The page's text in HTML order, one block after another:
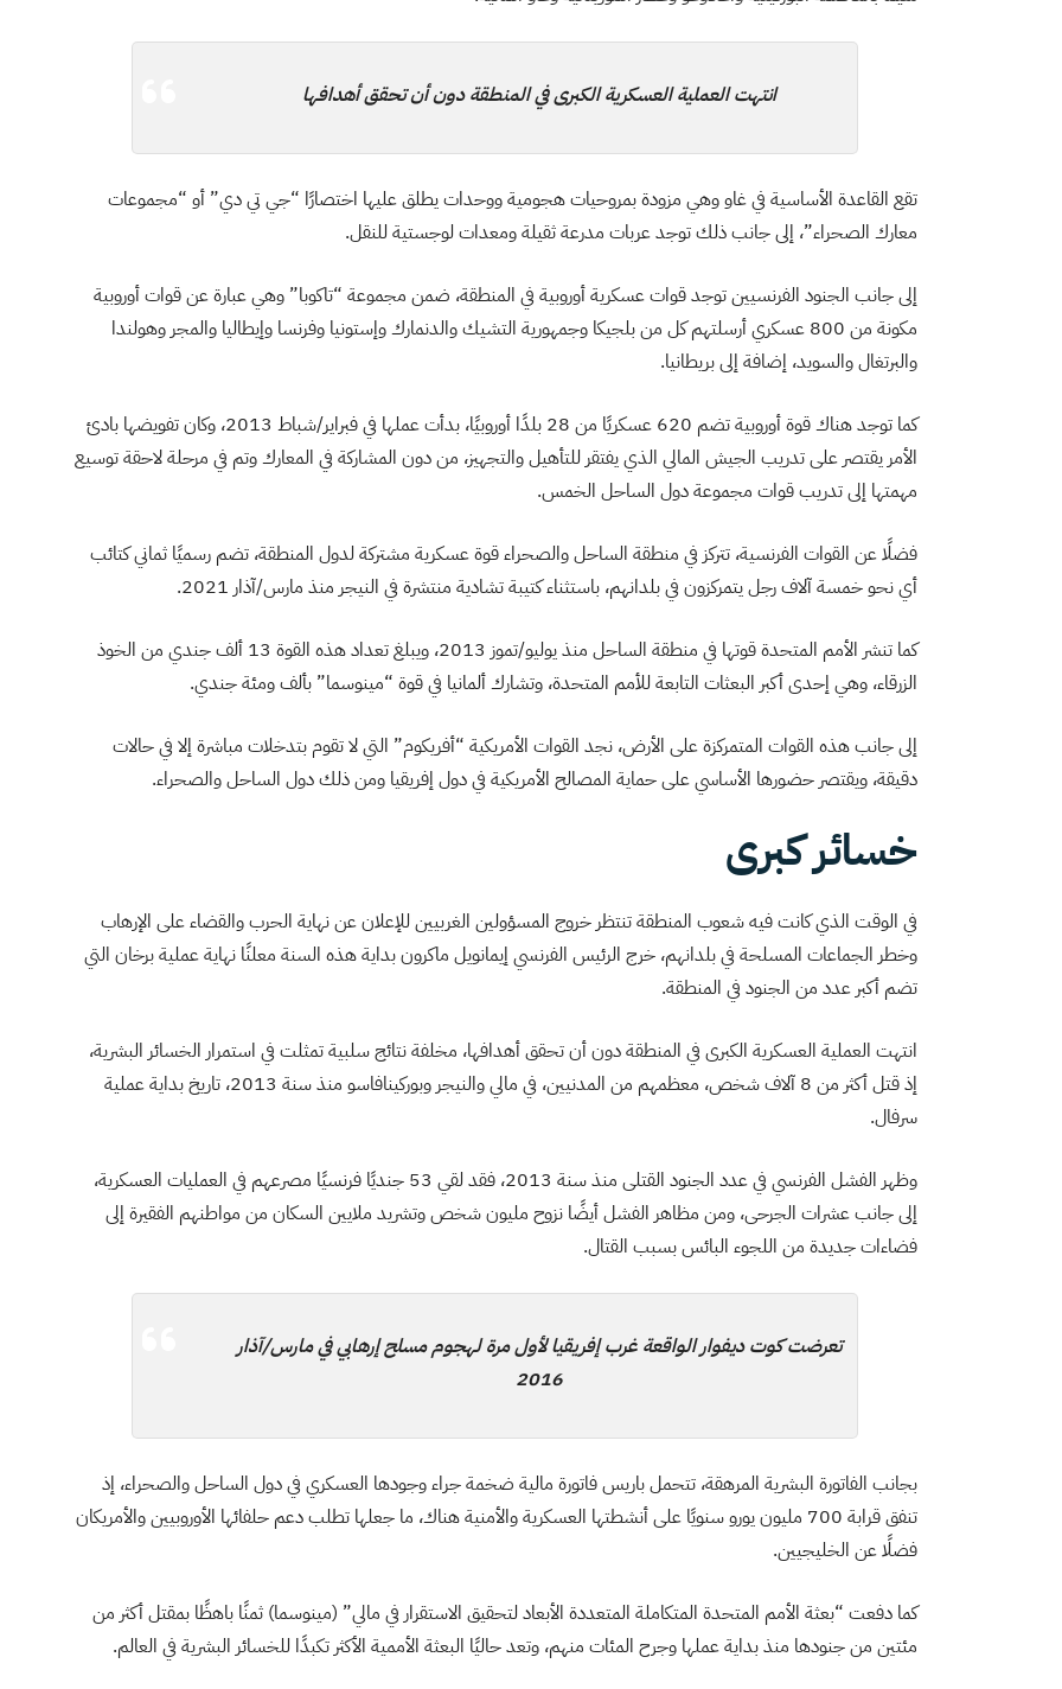
انتهت العملية العسكرية الكبرى في المنطقة دون أن تحقق أهدافها
تقع القاعدة الأساسية في غاو وهي مزودة بمروحيات هجومية ووحدات يطلق عليها اختصارًا “جي تي دي” أو “مجموعات
معارك الصحراء”، إلى جانب ذلك توجد عربات مدرعة ثقيلة ومعدات لوجستية للنقل.
إلى جانب الجنود الفرنسيين توجد قوات عسكرية أوروبية في المنطقة، ضمن مجموعة “تاكوبا” وهي عبارة عن قوات أوروبية
مكونة من 800 عسكري أرسلتهم كل من بلجيكا وجمهورية التشيك والدنمارك وإستونيا وفرنسا وإيطاليا والمجر وهولندا
والبرتغال والسويد، إضافة إلى بريطانيا.
كما توجد هناك قوة أوروبية تضم 620 عسكريًا من 28 بلدًا أوروبيًا، بدأت عملها في فبراير/شباط 2013، وكان تفويضها بادئ
الأمر يقتصر على تدريب الجيش المالي الذي يفتقر للتأهيل والتجهيز، من دون المشاركة في المعارك وتم في مرحلة لاحقة توسيع
مهمتها إلى تدريب قوات مجموعة دول الساحل الخمس.
فضلًا عن القوات الفرنسية، تتركز في منطقة الساحل والصحراء قوة عسكرية مشتركة لدول المنطقة، تضم رسميًا ثماني كتائب
أي نحو خمسة آلاف رجل يتمركزون في بلدانهم، باستثناء كتيبة تشادية منتشرة في النيجر منذ مارس/آذار 2021.
كما تنشر الأمم المتحدة قوتها في منطقة الساحل منذ يوليو/تموز 2013، ويبلغ تعداد هذه القوة 13 ألف جندي من الخوذ
الزرقاء، وهي إحدى أكبر البعثات التابعة للأمم المتحدة، وتشارك ألمانيا في قوة “مينوسما” بألف ومئة جندي.
إلى جانب هذه القوات المتمركزة على الأرض، نجد القوات الأمريكية “أفريكوم” التي لا تقوم بتدخلات مباشرة إلا في حالات
دقيقة، ويقتصر حضورها الأساسي على حماية المصالح الأمريكية في دول إفريقيا ومن ذلك دول الساحل والصحراء.
خسائر كبرى
في الوقت الذي كانت فيه شعوب المنطقة تنتظر خروج المسؤولين الغربيين للإعلان عن نهاية الحرب والقضاء على الإرهاب
وخطر الجماعات المسلحة في بلدانهم، خرج الرئيس الفرنسي إيمانويل ماكرون بداية هذه السنة معلنًا نهاية عملية برخان التي
تضم أكبر عدد من الجنود في المنطقة.
انتهت العملية العسكرية الكبرى في المنطقة دون أن تحقق أهدافها، مخلفة نتائج سلبية تمثلت في استمرار الخسائر البشرية،
إذ قتل أكثر من 8 آلاف شخص، معظمهم من المدنيين، في مالي والنيجر وبوركينافاسو منذ سنة 2013، تاريخ بداية عملية
سرفال.
وظهر الفشل الفرنسي في عدد الجنود القتلى منذ سنة 2013، فقد لقي 53 جنديًا فرنسيًا مصرعهم في العمليات العسكرية،
إلى جانب عشرات الجرحى، ومن مظاهر الفشل أيضًا نزوح مليون شخص وتشريد ملايين السكان من مواطنهم الفقيرة إلى
فضاءات جديدة من اللجوء البائس بسبب القتال.
تعرضت كوت ديفوار الواقعة غرب إفريقيا لأول مرة لهجوم مسلح إرهابي في مارس/آذار
2016
بجانب الفاتورة البشرية المرهقة، تتحمل باريس فاتورة مالية ضخمة جراء وجودها العسكري في دول الساحل والصحراء، إذ
تنفق قرابة 700 مليون يورو سنويًا على أنشطتها العسكرية والأمنية هناك، ما جعلها تطلب دعم حلفائها الأوروبيين والأمريكان
فضلًا عن الخليجيين.
كما دفعت “بعثة الأمم المتحدة المتكاملة المتعددة الأبعاد لتحقيق الاستقرار في مالي” (مينوسما) ثمنًا باهظًا بمقتل أكثر من
مئتين من جنودها منذ بداية عملها وجرح المئات منهم، وتعد حاليًا البعثة الأممية الأكثر تكبدًا للخسائر البشرية في العالم.